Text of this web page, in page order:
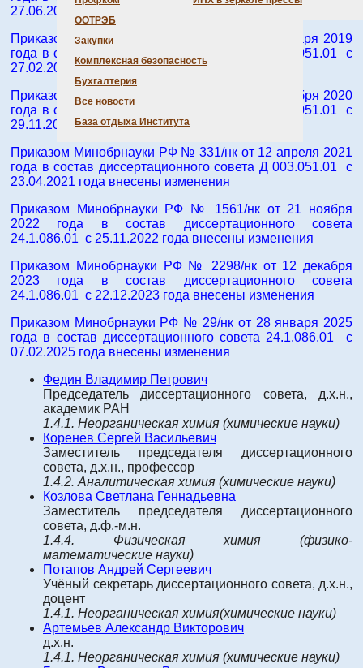
ООТРЭБ
Закупки
Комплексная безопасность
Бухгалтерия
Все новости
База отдыха Института
27.06.2016 года внесены изменения.
Приказом Минобрнауки РФ № 37/нк от 30 января 2019
года в состав диссертационного совета Д 003.051.01 с
27.02.2019 года внесены изменения
Приказом Минобрнауки РФ № 692/нк от 18 ноября 2020
года в состав диссертационного совета Д 003.051.01 с
29.11.2020 года внесены изменения
Приказом Минобрнауки РФ № 331/нк от 12 апреля 2021
года в состав диссертационного совета Д 003.051.01 с
23.04.2021 года внесены изменения
Приказом Минобрнауки РФ № 1561/нк от 21 ноября
2022 года в состав диссертационного совета
24.1.086.01 с 25.11.2022 года внесены изменения
Приказом Минобрнауки РФ № 2298/нк от 12 декабря
2023 года в состав диссертационного совета
24.1.086.01 с 22.12.2023 года внесены изменения
Приказом Минобрнауки РФ № 29/нк от 28 января 2025
года в состав диссертационного совета 24.1.086.01 с
07.02.2025 года внесены изменения
Федин Владимир Петрович
Председатель диссертационного совета, д.х.н.,
академик РАН
1.4.1. Неорганическая химия (химические науки)
Коренев Сергей Васильевич
Заместитель председателя диссертационного
совета, д.х.н., профессор
1.4.2. Аналитическая химия (химические науки)
Козлова Светлана Геннадьевна
Заместитель председателя диссертационного
совета, д.ф.-м.н.
1.4.4. Физическая химия (физико-
математические науки)
Потапов Андрей Сергеевич
Учёный секретарь диссертационного совета, д.х.н.,
доцент
1.4.1. Неорганическая химия(химические науки)
Артемьев Александр Викторович
д.х.н.
1.4.1. Неорганическая химия (химические науки)